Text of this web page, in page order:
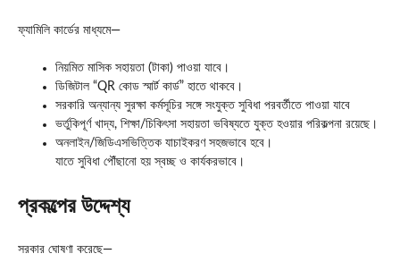
ফ্যামিলি কার্ডের মাধ্যমে—
নিয়মিত মাসিক সহায়তা (টাকা) পাওয়া যাবে।
ডিজিটাল “QR কোড স্মার্ট কার্ড” হাতে থাকবে।
সরকারি অন্যান্য সুরক্ষা কর্মসূচির সঙ্গে সংযুক্ত সুবিধা পরবর্তীতে পাওয়া যাবে
ভর্তুকিপূর্ণ খাদ্য, শিক্ষা/চিকিৎসা সহায়তা ভবিষ্যতে যুক্ত হওয়ার পরিকল্পনা রয়েছে।
অনলাইন/জিডিএসভিত্তিক যাচাইকরণ সহজভাবে হবে।
যাতে সুবিধা পৌঁছানো হয় স্বচ্ছ ও কার্যকরভাবে।
প্রকল্পের উদ্দেশ্য
সরকার ঘোষণা করেছে—